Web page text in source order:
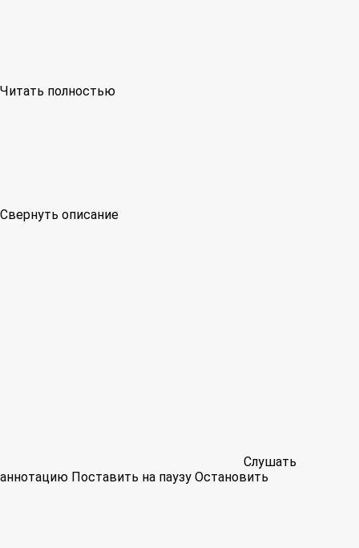
Читать полностью
Свернуть описание
Слушать
аннотацию Поставить на паузу Остановить